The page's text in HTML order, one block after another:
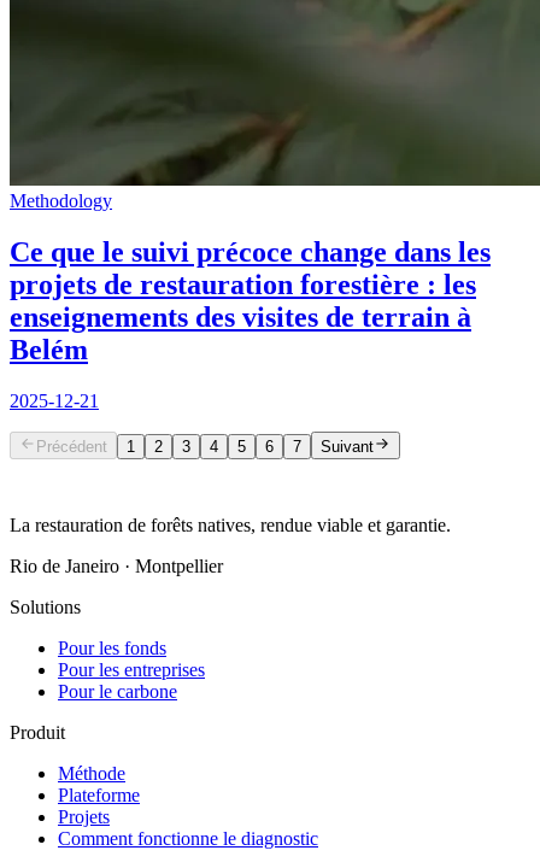
Methodology
Ce que le suivi précoce change dans les
projets de restauration forestière : les
enseignements des visites de terrain à
Belém
2025-12-21
Précédent 1 2 3 4 5 6 7 Suivant
La restauration de forêts natives, rendue viable et garantie.
Rio de Janeiro · Montpellier
Solutions
Pour les fonds
Pour les entreprises
Pour le carbone
Produit
Méthode
Plateforme
Projets
Comment fonctionne le diagnostic